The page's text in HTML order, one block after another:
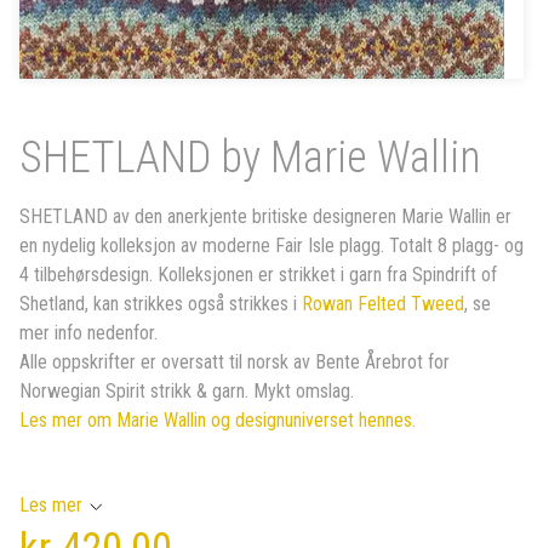
SHETLAND by Marie Wallin
SHETLAND av den anerkjente britiske designeren Marie Wallin er
en nydelig kolleksjon av moderne Fair Isle plagg. Totalt 8 plagg- og
4 tilbehørsdesign. Kolleksjonen er strikket i garn fra Spindrift of
Shetland, kan strikkes også strikkes i Rowan Felted Tweed, se
mer info nedenfor.
Alle oppskrifter er oversatt til norsk av Bente Årebrot for
Norwegian Spirit strikk & garn. Mykt omslag.
Les mer om Marie Wallin og designuniverset hennes.
Les mer